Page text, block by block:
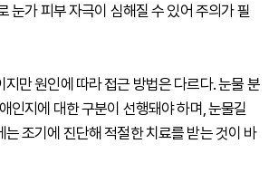
눈가 피부 자극이 심해질 수 있어 주의가 필
만 원인에 따라 접근 방법은 다르다. 눈물 분
인지에 대한 구분이 선행돼야 하며, 눈물길
조기에 진단해 적절한 치료를 받는 것이 바